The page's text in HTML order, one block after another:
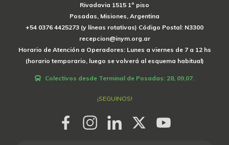
Rivadavia 1515 1º piso
Posadas, Misiones, Argentina
+54 0376 4425273 (y líneas rotativas) Código Postal: N3300
recepcion@inym.org.ar
Horario de Atención a Operadores: Lunes a viernes de 7 a 12 hs
(horario temporario, luego se volverá al esquema habitual)
Colectivos desde Terminal de Posadas: 28, 09,07.
¡SEGUINOS!